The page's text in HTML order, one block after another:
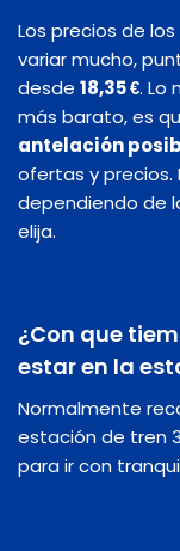
Los precios de
variar mucho,
desde 18,35 €. Lo
más barato, es
antelación
ofertas y precios.
dependiendo de
elija.
¿Con que
estar en la
Normalmente
estación de tren
para ir con